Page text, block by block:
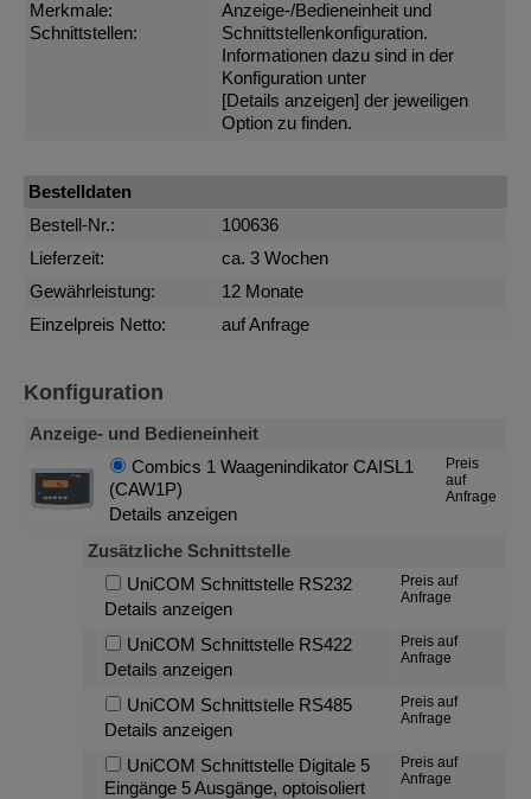
Merkmale:
Schnittstellen:
Anzeige-/Bedieneinheit und
Schnittstellenkonfiguration.
Informationen dazu sind in der
Konfiguration unter
[Details anzeigen] der jeweiligen
Option zu finden.
Bestelldaten
Bestell-Nr.:
100636
Lieferzeit:
ca. 3 Wochen
Gewährleistung:
12 Monate
Einzelpreis Netto:
auf Anfrage
Konfiguration
Anzeige- und Bedieneinheit
Combics 1 Waagenindikator CAISL1
(CAW1P)
Details anzeigen
Preis
auf
Anfrage
Zusätzliche Schnittstelle
UniCOM Schnittstelle RS232
Details anzeigen
Preis auf
Anfrage
UniCOM Schnittstelle RS422
Details anzeigen
Preis auf
Anfrage
UniCOM Schnittstelle RS485
Details anzeigen
Preis auf
Anfrage
UniCOM Schnittstelle Digitale 5
Eingänge 5 Ausgänge, optoisoliert
Preis auf
Anfrage